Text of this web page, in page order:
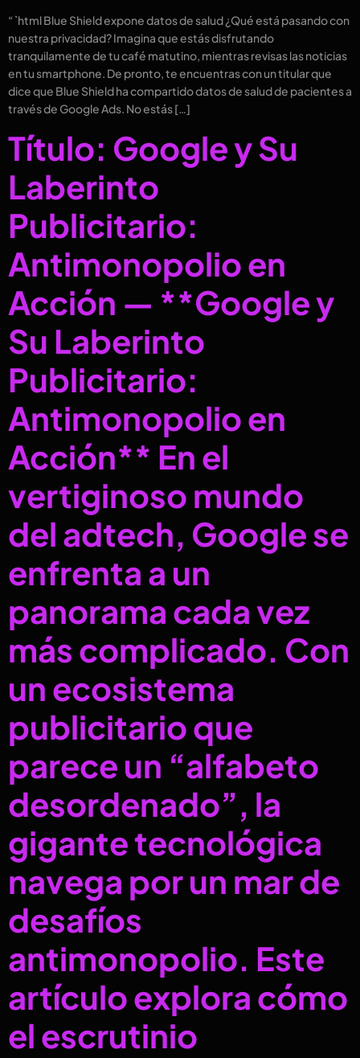
“`html Blue Shield expone datos de salud ¿Qué está pasando con
nuestra privacidad? Imagina que estás disfrutando
tranquilamente de tu café matutino, mientras revisas las noticias
en tu smartphone. De pronto, te encuentras con un titular que
dice que Blue Shield ha compartido datos de salud de pacientes a
través de Google Ads. No estás […]
Título: Google y Su
Laberinto
Publicitario:
Antimonopolio en
Acción — **Google y
Su Laberinto
Publicitario:
Antimonopolio en
Acción** En el
vertiginoso mundo
del adtech, Google se
enfrenta a un
panorama cada vez
más complicado. Con
un ecosistema
publicitario que
parece un “alfabeto
desordenado”, la
gigante tecnológica
navega por un mar de
desafíos
antimonopolio. Este
artículo explora cómo
el escrutinio